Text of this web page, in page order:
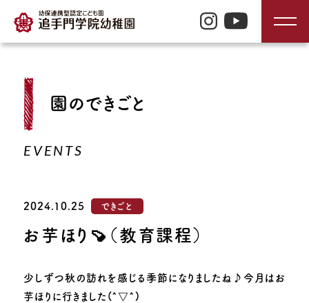
TOP
入園のご案内
園のできごと
EVENTS
2024.10.25 できごと
お芋ほり🍠（教育課程）
少しずつ秋の訪れを感じる季節になりましたね♪今月はお
芋ほりに行きました(^▽^)